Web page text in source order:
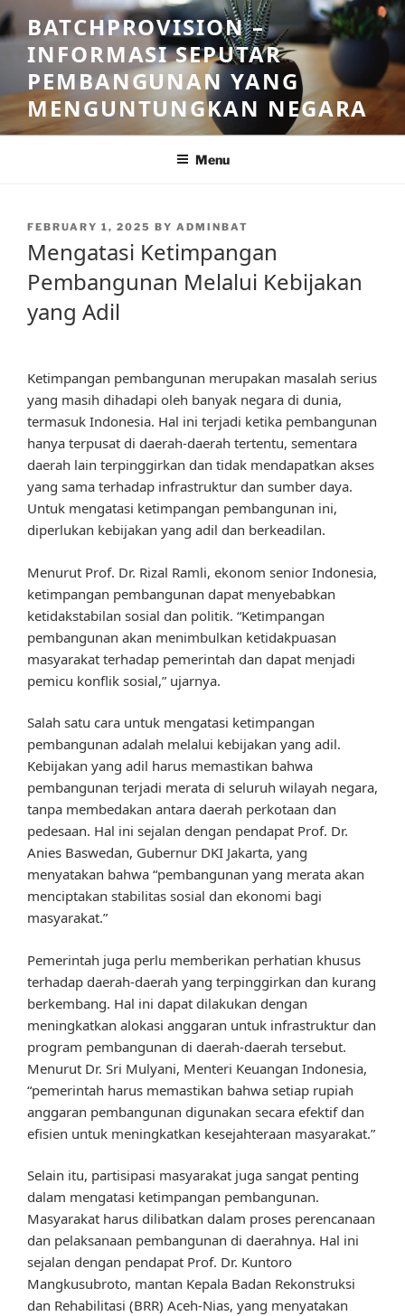
Skip
to
content
BATCHPROVISION –
INFORMASI SEPUTAR
PEMBANGUNAN YANG
MENGUNTUNGKAN NEGARA
Menu
POSTED
FEBRUARY 1, 2025 BY ADMINBAT
Mengatasi Ketimpangan
Pembangunan Melalui Kebijakan
yang Adil
Ketimpangan pembangunan merupakan masalah serius
yang masih dihadapi oleh banyak negara di dunia,
termasuk Indonesia. Hal ini terjadi ketika pembangunan
hanya terpusat di daerah-daerah tertentu, sementara
daerah lain terpinggirkan dan tidak mendapatkan akses
yang sama terhadap infrastruktur dan sumber daya.
Untuk mengatasi ketimpangan pembangunan ini,
diperlukan kebijakan yang adil dan berkeadilan.
Menurut Prof. Dr. Rizal Ramli, ekonom senior Indonesia,
ketimpangan pembangunan dapat menyebabkan
ketidakstabilan sosial dan politik. “Ketimpangan
pembangunan akan menimbulkan ketidakpuasan
masyarakat terhadap pemerintah dan dapat menjadi
pemicu konflik sosial,” ujarnya.
Salah satu cara untuk mengatasi ketimpangan
pembangunan adalah melalui kebijakan yang adil.
Kebijakan yang adil harus memastikan bahwa
pembangunan terjadi merata di seluruh wilayah negara,
tanpa membedakan antara daerah perkotaan dan
pedesaan. Hal ini sejalan dengan pendapat Prof. Dr.
Anies Baswedan, Gubernur DKI Jakarta, yang
menyatakan bahwa “pembangunan yang merata akan
menciptakan stabilitas sosial dan ekonomi bagi
masyarakat.”
Pemerintah juga perlu memberikan perhatian khusus
terhadap daerah-daerah yang terpinggirkan dan kurang
berkembang. Hal ini dapat dilakukan dengan
meningkatkan alokasi anggaran untuk infrastruktur dan
program pembangunan di daerah-daerah tersebut.
Menurut Dr. Sri Mulyani, Menteri Keuangan Indonesia,
“pemerintah harus memastikan bahwa setiap rupiah
anggaran pembangunan digunakan secara efektif dan
efisien untuk meningkatkan kesejahteraan masyarakat.”
Selain itu, partisipasi masyarakat juga sangat penting
dalam mengatasi ketimpangan pembangunan.
Masyarakat harus dilibatkan dalam proses perencanaan
dan pelaksanaan pembangunan di daerahnya. Hal ini
sejalan dengan pendapat Prof. Dr. Kuntoro
Mangkusubroto, mantan Kepala Badan Rekonstruksi
dan Rehabilitasi (BRR) Aceh-Nias, yang menyatakan